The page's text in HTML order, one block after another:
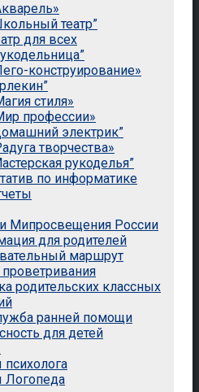
театр”
для всех
конструирование»
стиля»
профессии»
электрик”
творчества»
рукоделья”
по информатике
Мипросвещения России
для родителей
маршрут
родительских классных
ранней помощи
для детей
Логопеда